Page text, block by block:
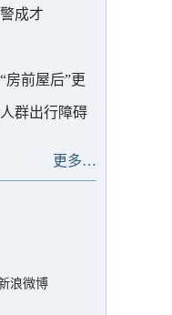
成才
房前屋后”更
群出行障碍
更多…
浪微博